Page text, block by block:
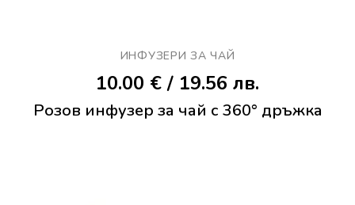
ИНФУЗЕРИ ЗА ЧАЙ
10.00 €/ 19.56 лв.
Розов инфузер за чай с 360° дръжка